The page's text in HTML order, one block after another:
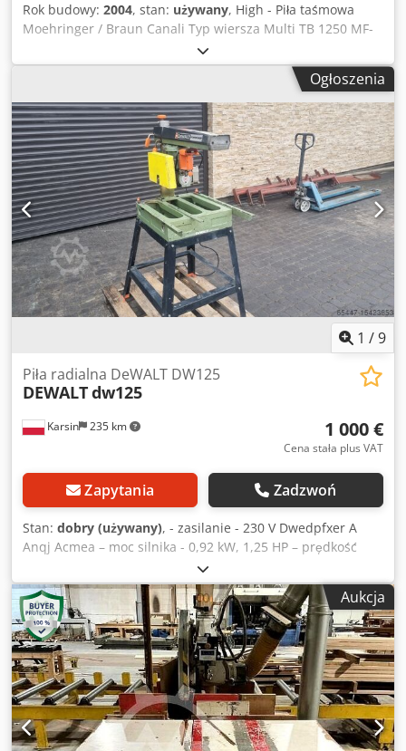
Rok budowy: 2004, stan: używany, High - Piła taśmowa
Moehringer / Braun Canali Typ wiersza Multi TB 1250 MF-
20 Średnica rolki 1250 mm Szerokość rolki 150 mm
Prędkości cięcia: 28-50 m/s Moc przyłączeniowa: 45kW ca.
Wałki posuwu 2 x 4 Wysokość 200 mm Cięcia wysokość
dolnej krawędzi ciśnienie Przewodnik 400 mm i wyżej
Szerokość cięcia 250 mm ostrza i 250 mm prawo od tarczy
piły z średnich podajnik z obcinarką Dwodpfx Aodfcv
Iscmoa Kompletna dokumentacja techniczna Wykonaj
oryginalny Zdjęcia
Ogłoszenia
1 /9
Karsin 235 km
Piła radialna DeWALT DW125
DEWALTdw125
1 000 €
Cena stała plus VAT
Zapytania Zadzwoń
Stan: dobry (używany), - zasilanie - 230 V Dwedpfxer A
Anqj Acmea – moc silnika - 0,92 kW, 1,25 HP – prędkość
obrotowa - 2850 obr/min – średnica tarczy - 250 mm –
średnica otworu tarczy - 30 mm – osłona na tarczę –
wysokość cięcia - ok. 70 mm – szerokość cięcia - ok. 440 mm
– długość ramienia - ok. 660 mm – regulacja kąta ramienia
+/- 90° – regulacja kata tarczy 0°-90° – regulacja wysokości
ramienia – regulacja tarczy w osi pionowej +/- 90° BRAK
TALERZYKÓW DO TARCZY
Aukcja